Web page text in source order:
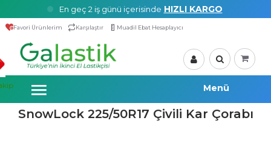
En geç 2 iş günü içerisinde HIZLI KARGO
Favori Ürünlerim Karşılaştır Muadil Ebat Hesaplayıcı
SnowLock 225/50R17 Çivili Kar Çorabı